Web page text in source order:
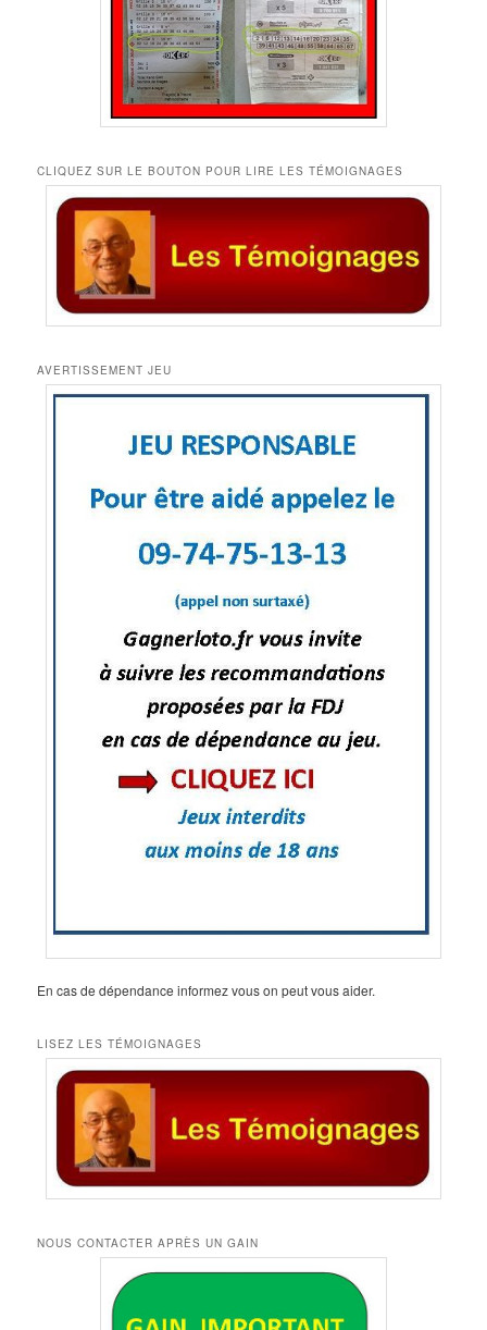
CLIQUEZ SUR LE BOUTON POUR LIRE LES TÉMOIGNAGES
AVERTISSEMENT JEU
En cas de dépendance informez vous on peut vous aider.
LISEZ LES TÉMOIGNAGES
NOUS CONTACTER APRÈS UN GAIN